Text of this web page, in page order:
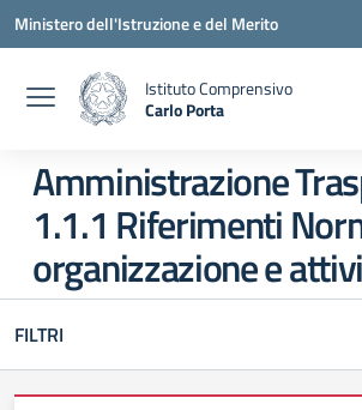
Vai ai contenuti
Vai al menu di navigazione
Vai al footer
Ministero dell'Istruzione e del Merito
Istituto Comprensivo
Carlo Porta
Amministrazione
1.1.1 Riferimenti
organizzazione e
FILTRI